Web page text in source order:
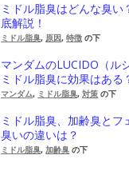
ミドル脂臭はどんな臭い
底解説！
ミドル脂臭, 原因,特徴 の下
マンダムのLUCIDO（ル
ミドル脂臭に効果はある
マンダム, ミドル脂臭,対策 の下
ミドル脂臭、加齢臭とフ
臭いの違いは？
ミドル脂臭,加齢臭 の下